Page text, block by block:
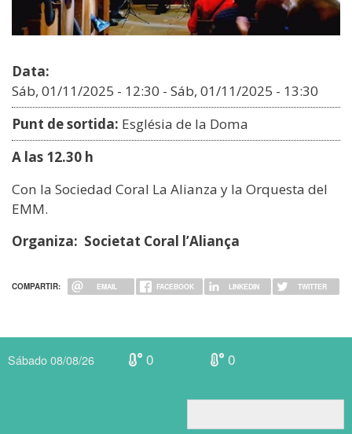
Data:
Sáb, 01/11/2025 - 12:30 - Sáb, 01/11/2025 - 13:30
Punt de sortida: Església de la Doma
A las 12.30 h
Con la Sociedad Coral La Alianza y la Orquesta del
EMM.
Organiza: Societat Coral l’Aliança
COMPARTIR: EMAIL FACEBOOK LINKEDIN TWITTER
Sábado 08/08/26 0 0